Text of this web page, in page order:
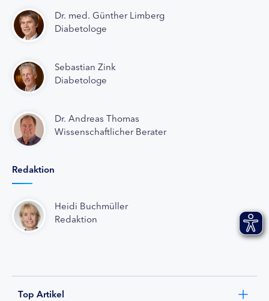
Dr. med. Günther Limberg
Diabetologe
Sebastian Zink
Diabetologe
Dr. Andreas Thomas
Wissenschaftlicher Berater
Redaktion
Heidi Buchmüller
Redaktion
Top Artikel